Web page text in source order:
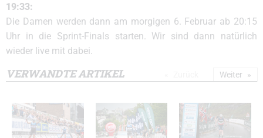
19:33:
Die Damen werden dann am morgigen 6. Februar ab 20:15
Uhr in die Sprint-Finals starten. Wir sind dann natürlich
wieder live mit dabei.
VERWANDTE ARTIKEL Weiter